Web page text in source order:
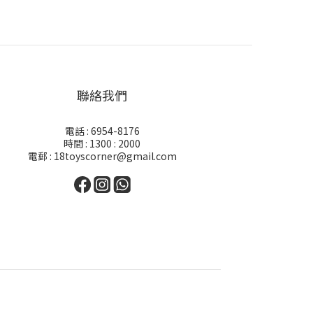
聯絡我們
電話 : 6954-8176
時間 : 1300 : 2000
電郵 : 18toyscorner@gmail.com